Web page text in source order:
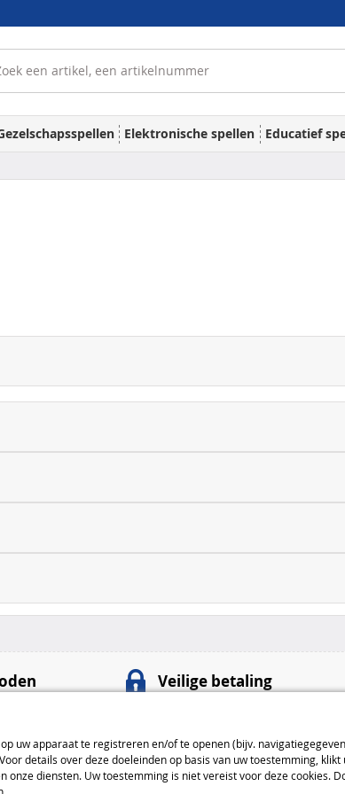
uw apparaat te registreren en/of te openen (bijv.
details over deze doeleinden op basis van uw toestemming, klikt
onze diensten. Uw toestemming is niet vereist voor deze cookies.
Elektronische spellen Educatief
€ van 3 tot 4 dagen
€ van 2 tot 3 dagen
Veilige betaling
Betaalmethoden